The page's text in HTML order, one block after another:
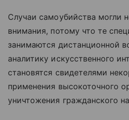
Случаи самоубийства могли
внимания, потому что те
занимаются дистанционной
аналитику искусственного
становятся свидетелями
применения высокоточного
уничтожения гражданского